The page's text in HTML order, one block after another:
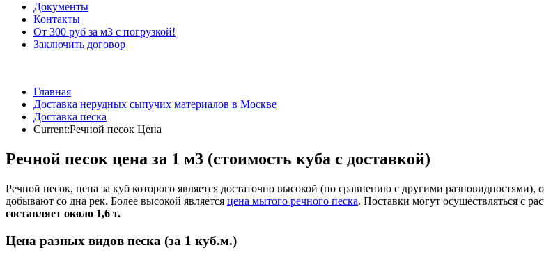
Документы
Контакты
От 300 руб за м3 с погрузкой!
Заключить договор
Главная
Доставка нерудных сыпучих материалов в Москве
Доставка песка
Current:Речной песок Цена
Речной песок цена за 1 м3 (стоимость куба с доставкой)
Речной песок, цена за куб которого является достаточно высокой (по сравнению с другими разновидностями),
добывают со дна рек. Более высокой является цена мытого речного песка. Поставки могут осуществляться с
составляет около 1,6 т.
Цена разных видов песка (за 1 куб.м.)